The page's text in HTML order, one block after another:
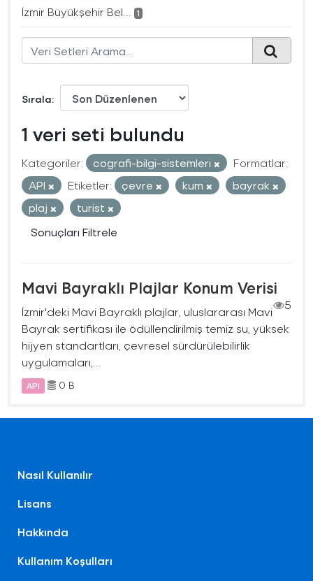
İzmir Büyükşehir Bel... 1
Sırala
1 veri seti bulundu
Kategoriler: cografi-bilgi-sistemleri
Formatlar:
API
Etiketler: çevre kum
bayrak
plaj
turist
Sonuçları Filtrele
Mavi Bayraklı Plajlar Konum Verisi
5
İzmir'deki Mavi Bayraklı plajlar, uluslararası Mavi
Bayrak sertifikası ile ödüllendirilmiş temiz su, yüksek
hijyen standartları, çevresel sürdürülebilirlik
uygulamaları,...
API 0 B
Nasıl Kullanılır
Lisans
Hakkında
Kullanım Koşulları